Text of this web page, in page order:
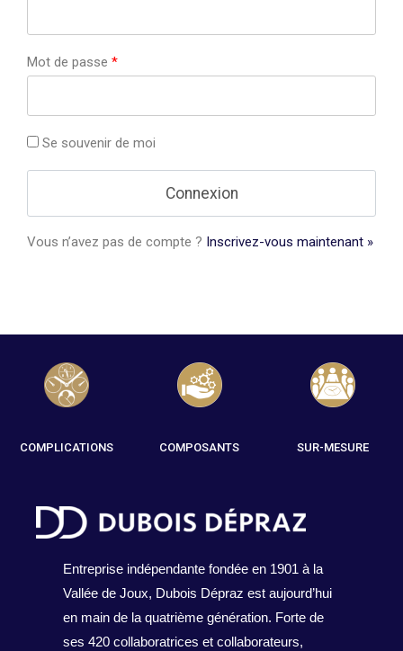
Mot de passe *
Se souvenir de moi
Vous n’avez pas de compte ? Inscrivez-vous maintenant »
COMPLICATIONS COMPOSANTS SUR-MESURE
Entreprise indépendante fondée en 1901 à la
Vallée de Joux, Dubois Dépraz est aujourd’hui
en main de la quatrième génération. Forte de
ses 420 collaboratrices et collaborateurs,